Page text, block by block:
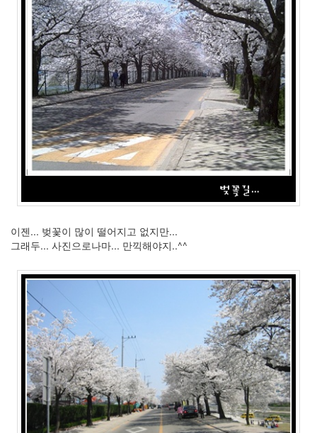
이젠... 벚꽃이 많이 떨어지고 없지만...
그래두... 사진으로나마... 만끽해야지..^^
2012
2012
년
월
0
년
2020
2021